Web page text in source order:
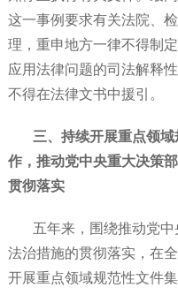
这一事例要求有关法院、
理，重申地方一律不得制
应用法律问题的司法解释
不得在法律文书中援引。
三、持续开展重点领
作，推动党中央重大决策
贯彻落实
五年来，围绕推动党
法治措施的贯彻落实，在
开展重点领域规范性文件